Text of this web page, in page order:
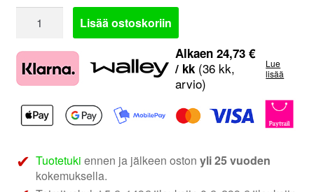
Matrix
ML10
10"
subwoofer
määrä
Lisää ostoskoriin
Alkaen 24,73 €
/ kk(36 kk,
arvio)
Lue
lisää
Tuotetuki ennen ja jälkeen ostonyli 25 vuoden
kokemuksella.